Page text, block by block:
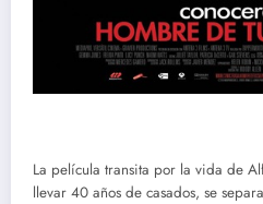
La película transita por la vida de
llevar 40 años de casados, se